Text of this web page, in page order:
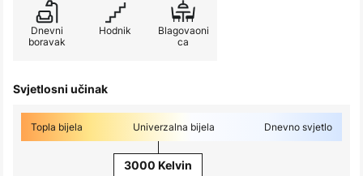
Dnevni
boravak
Hodnik
Blagovaoni
ca
Svjetlosni učinak
Topla bijela Univerzalna bijela Dnevno svjetlo
3000 Kelvin